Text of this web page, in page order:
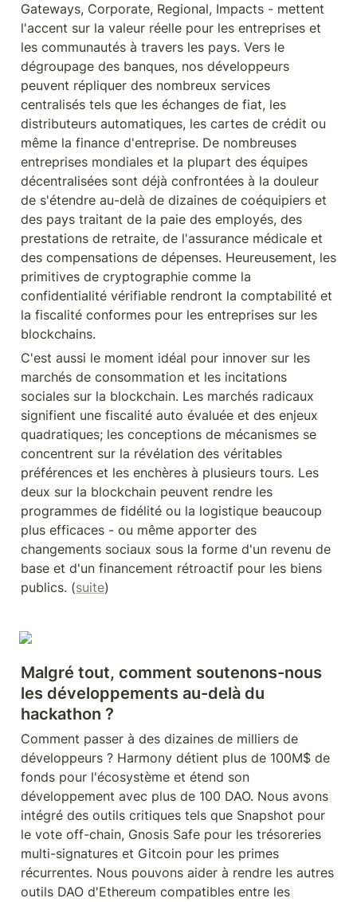
Gateways, Corporate, Regional, Impacts - mettent
l'accent sur la valeur réelle pour les entreprises et
les communautés à travers les pays. Vers le
dégroupage des banques, nos développeurs
peuvent répliquer des nombreux services
centralisés tels que les échanges de fiat, les
distributeurs automatiques, les cartes de crédit ou
même la finance d'entreprise. De nombreuses
entreprises mondiales et la plupart des équipes
décentralisées sont déjà confrontées à la douleur
de s'étendre au-delà de dizaines de coéquipiers et
des pays traitant de la paie des employés, des
prestations de retraite, de l'assurance médicale et
des compensations de dépenses. Heureusement, les
primitives de cryptographie comme la
confidentialité vérifiable rendront la comptabilité et
la fiscalité conformes pour les entreprises sur les
blockchains.
C'est aussi le moment idéal pour innover sur les
marchés de consommation et les incitations
sociales sur la blockchain. Les marchés radicaux
signifient une fiscalité auto évaluée et des enjeux
quadratiques; les conceptions de mécanismes se
concentrent sur la révélation des véritables
préférences et les enchères à plusieurs tours. Les
deux sur la blockchain peuvent rendre les
programmes de fidélité ou la logistique beaucoup
plus efficaces - ou même apporter des
changements sociaux sous la forme d'un revenu de
base et d'un financement rétroactif pour les biens
publics. (suite)
Malgré tout, comment soutenons-nous
les développements au-delà du
hackathon ?
Comment passer à des dizaines de milliers de
développeurs ? Harmony détient plus de 100M$ de
fonds pour l'écosystème et étend son
développement avec plus de 100 DAO. Nous avons
intégré des outils critiques tels que Snapshot pour
le vote off-chain, Gnosis Safe pour les trésoreries
multi-signatures et Gitcoin pour les primes
récurrentes. Nous pouvons aider à rendre les autres
outils DAO d'Ethereum compatibles entre les